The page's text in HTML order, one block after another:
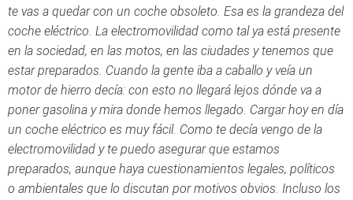
te vas a quedar con un coche obsoleto. Esa es la grandeza del
coche eléctrico. La electromovilidad como tal ya está presente
en la sociedad, en las motos, en las ciudades y tenemos que
estar preparados. Cuando la gente iba a caballo y veía un
motor de hierro decía: con esto no llegará lejos dónde va a
poner gasolina y mira donde hemos llegado. Cargar hoy en día
un coche eléctrico es muy fácil. Como te decía vengo de la
electromovilidad y te puedo asegurar que estamos
preparados, aunque haya cuestionamientos legales, políticos
o ambientales que lo discutan por motivos obvios. Incluso los